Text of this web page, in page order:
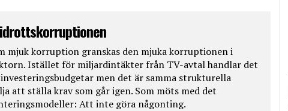
mjuk korruption granskas den mjuka korruptionen i
Istället för miljardintäkter från TV-avtal handlar det
men det är samma strukturella
att ställa krav som går igen. Som möts med det
Att inte göra någonting.